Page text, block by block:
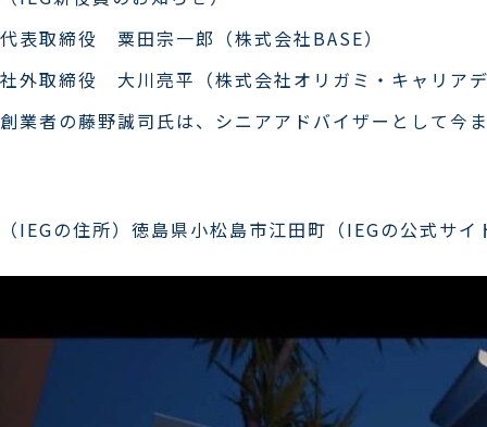
代表取締役 粟田宗一郎（株式会社BASE）
社外取締役 大川亮平（株式会社オリガミ・キャリア
創業者の藤野誠司氏は、シニアアドバイザーとして今
（IEGの住所）徳島県小松島市江田町（IEGの公式サイ